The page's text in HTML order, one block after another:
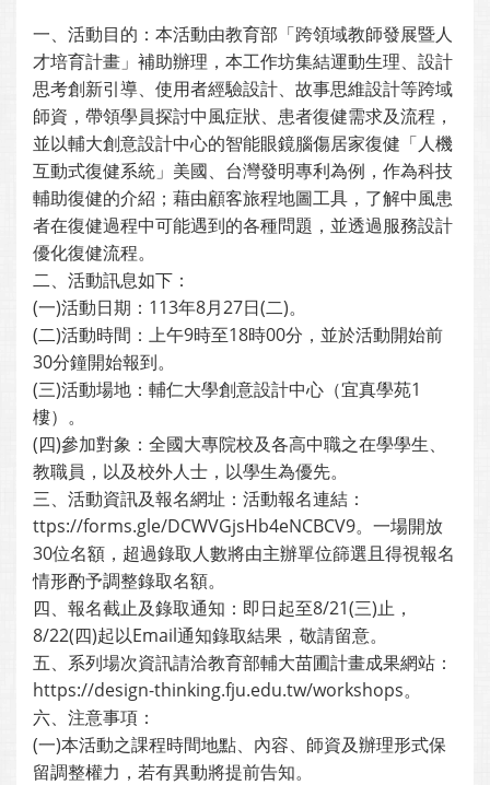
一、活動目的：本活動由教育部「跨領域教師發展暨人
才培育計畫」補助辦理，本工作坊集結運動生理、設計
思考創新引導、使用者經驗設計、故事思維設計等跨域
師資，帶領學員探討中風症狀、患者復健需求及流程，
並以輔大創意設計中心的智能眼鏡腦傷居家復健「人機
互動式復健系統」美國、台灣發明專利為例，作為科技
輔助復健的介紹；藉由顧客旅程地圖工具，了解中風患
者在復健過程中可能遇到的各種問題，並透過服務設計
優化復健流程。
二、活動訊息如下：
(一)活動日期：113年8月27日(二)。
(二)活動時間：上午9時至18時00分，並於活動開始前
30分鐘開始報到。
(三)活動場地：輔仁大學創意設計中心（宜真學苑1
樓）。
(四)參加對象：全國大專院校及各高中職之在學學生、
教職員，以及校外人士，以學生為優先。
三、活動資訊及報名網址：活動報名連結：
ttps://forms.gle/DCWVGjsHb4eNCBCV9。一場開放
30位名額，超過錄取人數將由主辦單位篩選且得視報名
情形酌予調整錄取名額。
四、報名截止及錄取通知：即日起至8/21(三)止，
8/22(四)起以Email通知錄取結果，敬請留意。
五、系列場次資訊請洽教育部輔大苗圃計畫成果網站：
https://design-thinking.fju.edu.tw/workshops。
六、注意事項：
(一)本活動之課程時間地點、內容、師資及辦理形式保
留調整權力，若有異動將提前告知。